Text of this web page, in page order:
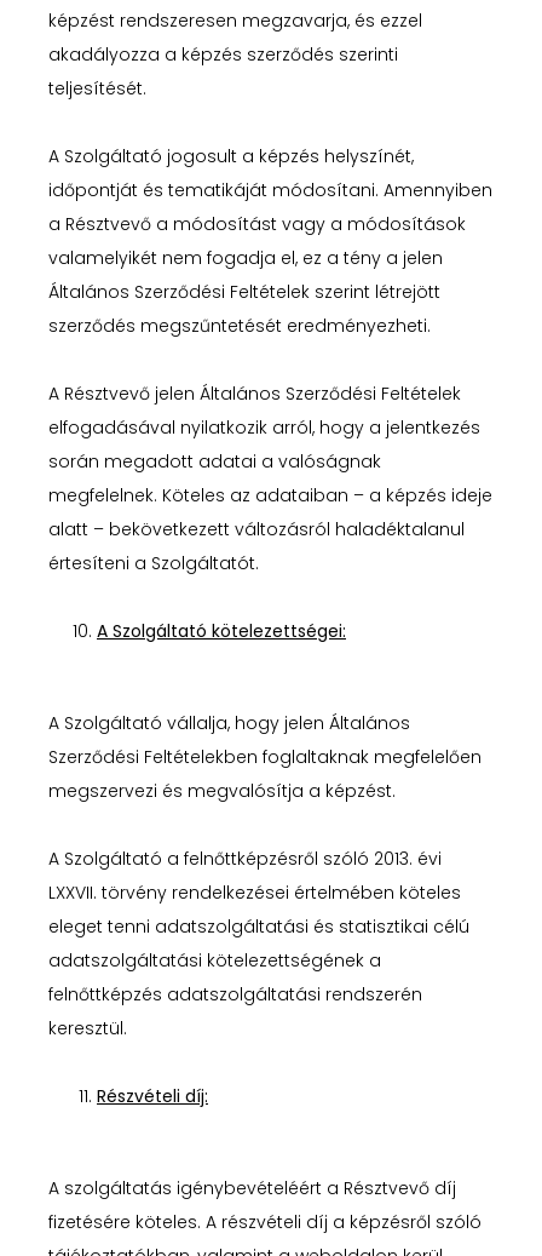
képzést rendszeresen megzavarja, és ezzel
akadályozza a képzés szerződés szerinti
teljesítését.
A Szolgáltató jogosult a képzés helyszínét,
időpontját és tematikáját módosítani. Amennyiben
a Résztvevő a módosítást vagy a módosítások
valamelyikét nem fogadja el, ez a tény a jelen
Általános Szerződési Feltételek szerint létrejött
szerződés megszűntetését eredményezheti.
A Résztvevő jelen Általános Szerződési Feltételek
elfogadásával nyilatkozik arról, hogy a jelentkezés
során megadott adatai a valóságnak
megfelelnek. Köteles az adataiban – a képzés ideje
alatt – bekövetkezett változásról haladéktalanul
értesíteni a Szolgáltatót.
A Szolgáltató kötelezettségei:
A Szolgáltató vállalja, hogy jelen Általános
Szerződési Feltételekben foglaltaknak megfelelően
megszervezi és megvalósítja a képzést.
A Szolgáltató a felnőttképzésről szóló 2013. évi
LXXVII. törvény rendelkezései értelmében köteles
eleget tenni adatszolgáltatási és statisztikai célú
adatszolgáltatási kötelezettségének a
felnőttképzés adatszolgáltatási rendszerén
keresztül.
Részvételi díj:
A szolgáltatás igénybevételéért a Résztvevő díj
fizetésére köteles. A részvételi díj a képzésről szóló